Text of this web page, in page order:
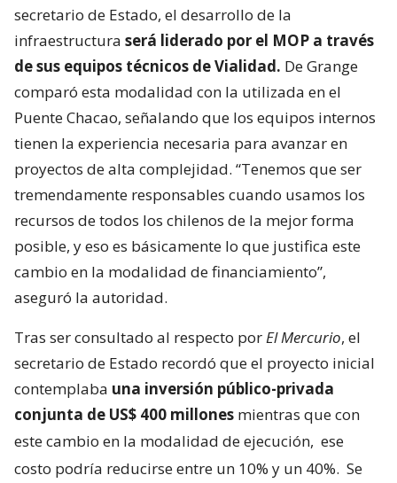
secretario de Estado, el desarrollo de la
infraestructura será liderado por el MOP a través
de sus equipos técnicos de Vialidad. De Grange
comparó esta modalidad con la utilizada en el
Puente Chacao, señalando que los equipos internos
tienen la experiencia necesaria para avanzar en
proyectos de alta complejidad. “Tenemos que ser
tremendamente responsables cuando usamos los
recursos de todos los chilenos de la mejor forma
posible, y eso es básicamente lo que justifica este
cambio en la modalidad de financiamiento”,
aseguró la autoridad.
Tras ser consultado al respecto porEl Mercurio, el
secretario de Estado recordó que el proyecto inicial
contemplaba una inversión público-privada
conjunta de US$ 400 millones mientras que con
este cambio en la modalidad de ejecución, ese
costo podría reducirse entre un 10% y un 40%. Se